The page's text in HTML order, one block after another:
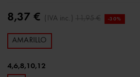
8,37 € (IVA inc.) 11,95 € -30%
AMARILLO
4,6,8,10,12